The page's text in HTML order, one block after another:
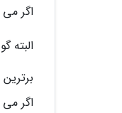
اگر
اگر